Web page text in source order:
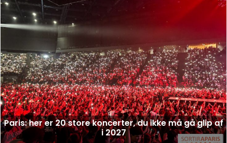
Paris: her er 20 store koncerter, du ikke må gå glip af
i 2027